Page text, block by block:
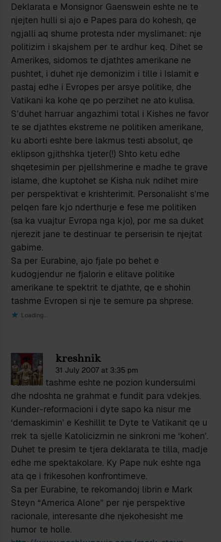
Deklarata e Monsignor Gaenswein eshte ne te
njejten hulli si ajo e Papes para do kohesh, qe
ngjalli aq shume protesta nder myslimanet: nje
politizim i skajshem per te ardhur keq. Dihet se
Amerikes, sidomos te djathtes amerikane ne
pushtet, i duhet nje demonizim i tille i Islamit e
pastaj edhe i Evropes per arsye politike, dhe
Vatikani ka kohe qe po perzihet ne ato kulisa.
S’duhet harruar angazhimi total i Kishes ne favor
te se djathtes ekstreme ne politiken amerikane,
ku aborti eshte bere lakmus testi absolut, qe
eklipson gjithshka tjeter(!) Shto ketu edhe
shqetesimin per pjellshmerine e madhe te grave
islame, dhe kuptohet se Kisha nuk ndihet mire
per perspektivat e krishterimit. Personalisht s’me
pelqen fare kjo nderthurje e fese me politiken
(sa ka vuajtur Evropa nga kjo), por me sa duket
njerezit jane te destinuar te perserisin te njejtat
gabime.
Sa per Eurabine, ajo fjale po behet e
kudogjendur ne fjalorin e elitave politike
amerikane te spektrit te djathte, qe e shohin
tashme Evropen si nje te semure pa shprese.
Loading...
kreshnik
31 July 2007 at 3:35 pm
Vatikani tashme eshte ne pozion kundersulmi
dhe ndoshta ne grahmat e fundit para vdekjes.
Kunder-reformacioni i dyte sapo ka nisur me
‘demaskimin’ e Keshillit te Dyte te Vatikanit qe u
rrek ta sjelle Katolicizmin ne sinkroni me ‘kohen’.
Duhet te presim te tjera deklarata te tilla, madje
edhe me spektakolare. Ky Pape nuk eshte nga
ata qe i frikesohen konfrontimeve.
Sa per Eurabine, te rekomandoj librin e Mark
Steyn “America Alone” per nje perspektive
racionale, interesante dhe njekohesisht me
humor te holle.